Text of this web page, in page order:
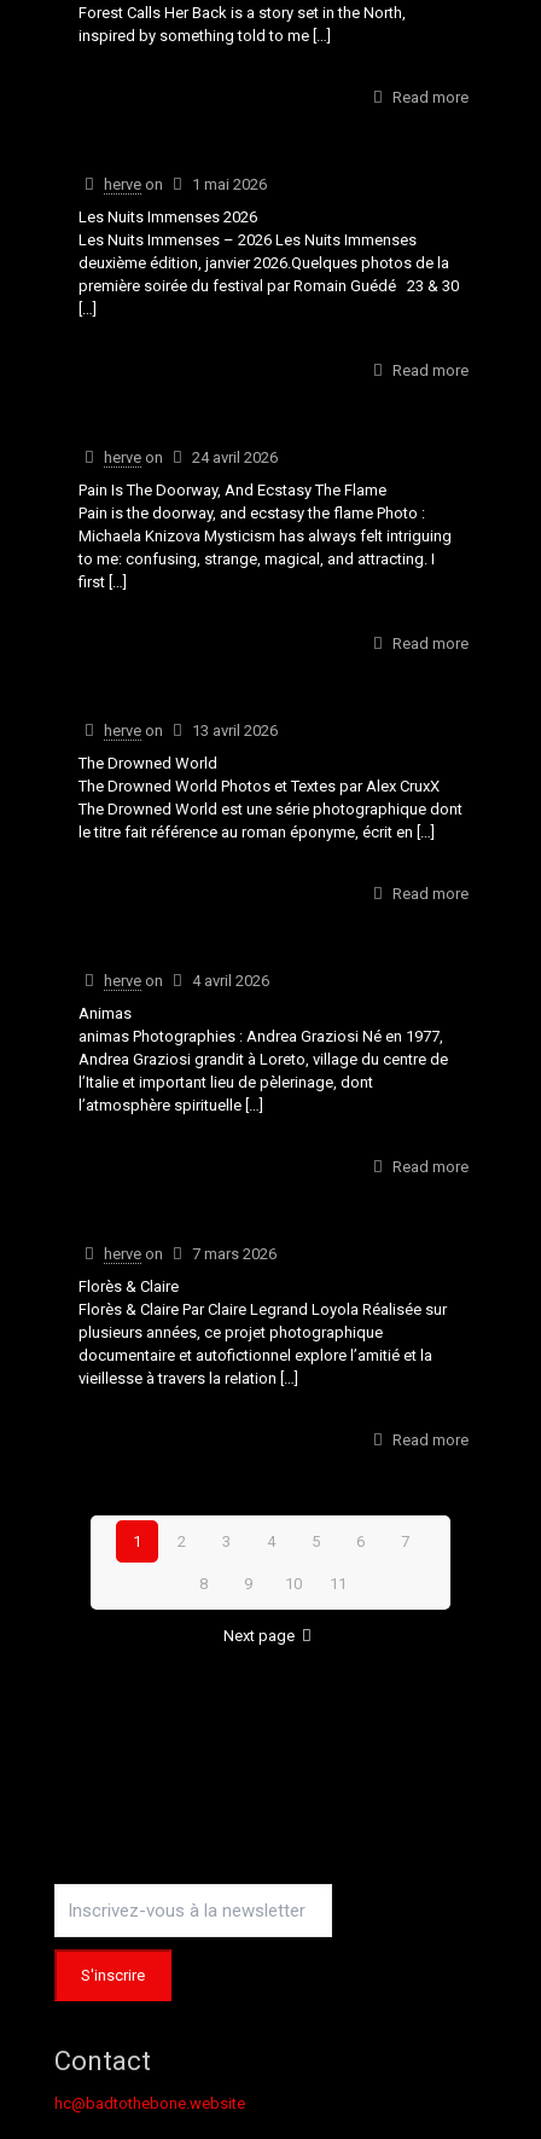
Forest Calls Her Back is a story set in the North,
inspired by something told to me […]
Read more
herve on
1 mai 2026
Les Nuits Immenses 2026
Les Nuits Immenses – 2026 Les Nuits Immenses
deuxième édition, janvier 2026.Quelques photos de la
première soirée du festival par Romain Guédé 23 & 30
[…]
Read more
herve on
24 avril 2026
Pain Is The Doorway, And Ecstasy The Flame
Pain is the doorway, and ecstasy the flame Photo :
Michaela Knizova Mysticism has always felt intriguing
to me: confusing, strange, magical, and attracting. I
first […]
Read more
herve on
13 avril 2026
The Drowned World
The Drowned World Photos et Textes par Alex CruxX
The Drowned World est une série photographique dont
le titre fait référence au roman éponyme, écrit en […]
Read more
herve on
4 avril 2026
Animas
animas Photographies : Andrea Graziosi Né en 1977,
Andrea Graziosi grandit à Loreto, village du centre de
l’Italie et important lieu de pèlerinage, dont
l’atmosphère spirituelle […]
Read more
herve on
7 mars 2026
Florès & Claire
Florès & Claire Par Claire Legrand Loyola Réalisée sur
plusieurs années, ce projet photographique
documentaire et autofictionnel explore l’amitié et la
vieillesse à travers la relation […]
Read more
1 2 3 4 5 6 7
8 9 10 11
Next page
Contact
hc@badtothebone.website